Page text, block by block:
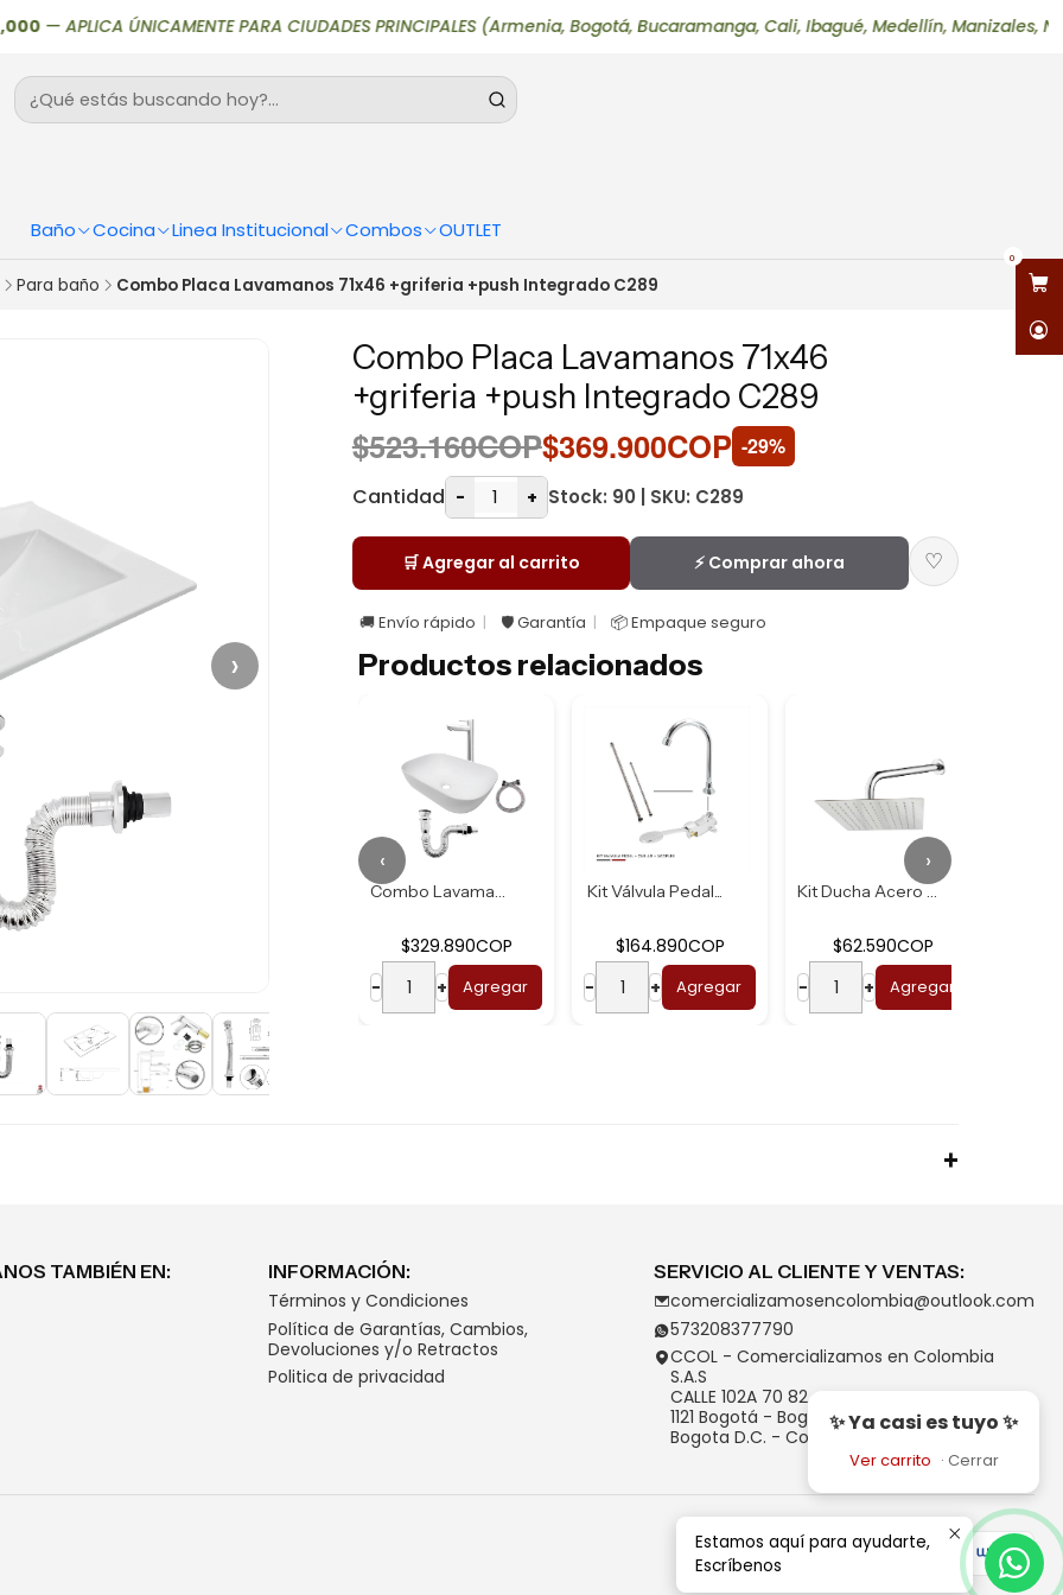
Baño Cocina Linea Institucional Combos OUTLET
0
—APLICA ÚNICAMENTE PARA CIUDADES PRINCIPALES (Armenia, Bogotá, Bucaramanga, Cali, Ibagué, Medellín, Manizales,
Para baño Combo Placa Lavamanos 71x46 +griferia +push Integrado C289
›
Combo Placa Lavamanos 71x46
+griferia +push Integrado C289
$523.160COP$369.900COP -29%
Cantidad - + Stock: 90 | SKU: C289
🛒 Agregar al carrito ⚡ Comprar ahora ♡
🚚 Envío rápido 🛡️ Garantía 📦 Empaque seguro
Productos relacionados
Combo Lavamanos B...
$329.890COP
−
+ Agregar
Kit Válvula Pedal...
$164.890COP
−
+ Agregar
Kit Ducha Acero U...
$62.590COP
−
+ Agregar
‹ ›
✨ Ya casi es tuyo ✨
Ver carrito · Cerrar
TAMBIÉN EN:
INFORMACIÓN:
Términos y Condiciones
Política de Garantías, Cambios,
Devoluciones y/o Retractos
Politica de privacidad
SERVICIO AL CLIENTE Y VENTAS:
comercializamosencolombia@outlook.com
573208377790
CCOL - Comercializamos en Colombia
S.A.S
CALLE 102A 70 82
1121 Bogotá - Bogotá D.C.
Bogota D.C. - Colombia
Estamos aquí para ayudarte,
Escríbenos